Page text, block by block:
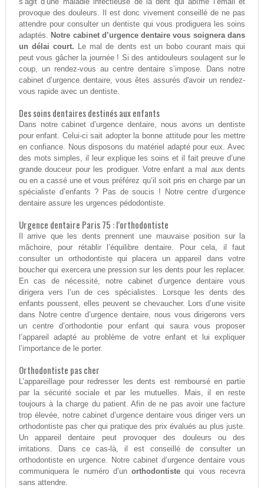
provoque des douleurs. Il est donc vivement conseillé de ne pas
attendre pour consulter un dentiste qui vous prodiguera les soins
adaptés. Notre cabinet d’urgence dentaire vous soignera dans
un délai court. Le mal de dents est un bobo courant mais qui
peut vous gâcher la journée ! Si des antidouleurs soulagent sur le
coup, un rendez-vous au centre dentaire s’impose. Dans notre
cabinet d’urgence dentaire, vous êtes assurés d'avoir un rendez-
vous rapide avec un dentiste.
Des soins dentaires destinés aux enfants
Dans notre cabinet d’urgence dentaire, nous avons un dentiste
pour enfant. Celui-ci sait adopter la bonne attitude pour les mettre
en confiance. Nous disposons du matériel adapté pour eux. Avec
des mots simples, il leur explique les soins et il fait preuve d’une
grande douceur pour les prodiguer. Votre enfant a mal aux dents
ou en a cassé une et vous préférez qu’il soit pris en charge par un
spécialiste d’enfants ? Pas de soucis ! Notre centre d’urgence
dentaire assure les urgences pédodontiste.
Urgence dentaire Paris 75 : l’orthodontiste
Il arrive que les dents prennent une mauvaise position sur la
mâchoire, pour rétablir l’équilibre dentaire. Pour cela, il faut
consulter un orthodontiste qui placera un appareil dans votre
boucher qui exercera une pression sur les dents pour les replacer.
En cas de nécessité, notre cabinet d’urgence dentaire vous
dirigera vers l’un de ces spécialistes. Lorsque les dents des
enfants poussent, elles peuvent se chevaucher. Lors d’une visite
dans Notre centre d’urgence dentaire, nous vous dirigerons vers
un centre d’orthodontie pour enfant qui saura vous proposer
l’appareil adapté au problème de votre enfant et lui expliquer
l’importance de le porter.
Orthodontiste pas cher
L’appareillage pour redresser les dents est remboursé en partie
par la sécurité sociale et par les mutuelles. Mais, il en reste
toujours à la charge du patient. Afin de ne pas avoir une facture
trop élevée, notre cabinet d’urgence dentaire vous diriger vers un
orthodontiste pas cher qui pratique des prix évalués au plus juste.
Un appareil dentaire peut provoquer des douleurs ou des
irritations. Dans ce cas-là, il est conseillé de consulter un
orthodontiste en urgence. Notre cabinet d’urgence dentaire vous
communiquera le numéro d’unorthodontiste qui vous recevra
sans attendre.